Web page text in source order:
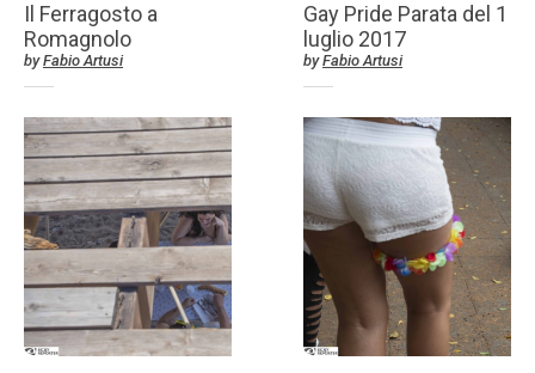
Il Ferragosto a
Romagnolo
byFabio Artusi
Gay Pride Parata del 1
luglio 2017
byFabio Artusi